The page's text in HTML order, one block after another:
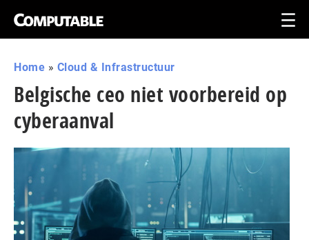
Home » Cloud & Infrastructuur
Belgische ceo niet voorbereid op
cyberaanval